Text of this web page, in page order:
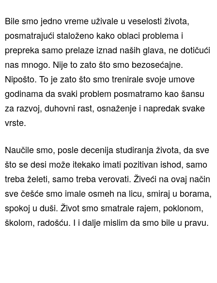
Bile smo jedno vreme uživale u veselosti života,
posmatrajući staloženo kako oblaci problema i
prepreka samo prelaze iznad naših glava, ne dotičući
nas mnogo. Nije to zato što smo bezosećajne.
Nipošto. To je zato što smo trenirale svoje umove
godinama da svaki problem posmatramo kao šansu
za razvoj, duhovni rast, osnaženje i napredak svake
vrste.
Naučile smo, posle decenija studiranja života, da sve
što se desi može itekako imati pozitivan ishod, samo
treba želeti, samo treba verovati. Živeći na ovaj način
sve češće smo imale osmeh na licu, smiraj u borama,
spokoj u duši. Život smo smatrale rajem, poklonom,
školom, radošću. I i dalje mislim da smo bile u pravu.